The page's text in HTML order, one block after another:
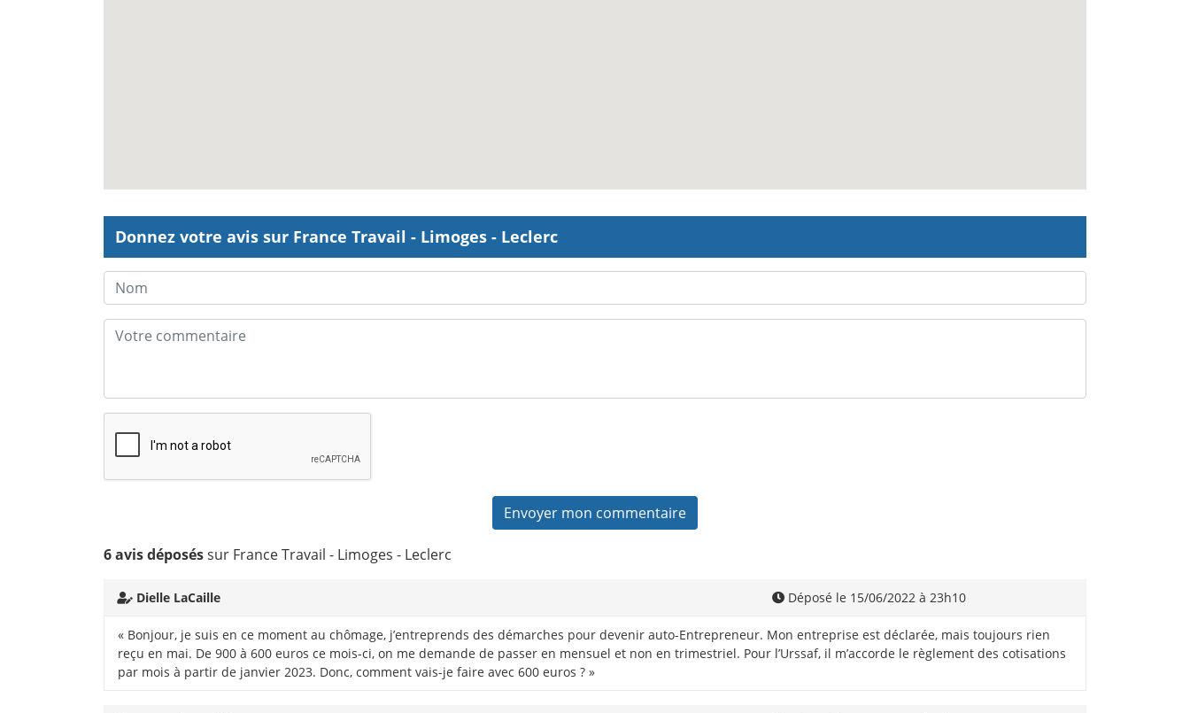
Donnez votre avis sur France Travail - Limoges - Leclerc
6 avis déposéssur France Travail - Limoges - Leclerc
Dielle LaCaille Déposé le 15/06/2022 à 23h10
« Bonjour, je suis en ce moment au chômage, j’entreprends des démarches pour devenir auto-Entrepreneur. Mon entreprise est déclarée, mais toujours rien
reçu en mai. De 900 à 600 euros ce mois-ci, on me demande de passer en mensuel et non en trimestriel. Pour l’Urssaf, il m’accorde le règlement des cotisations
par mois à partir de janvier 2023. Donc, comment vais-je faire avec 600 euros ? »